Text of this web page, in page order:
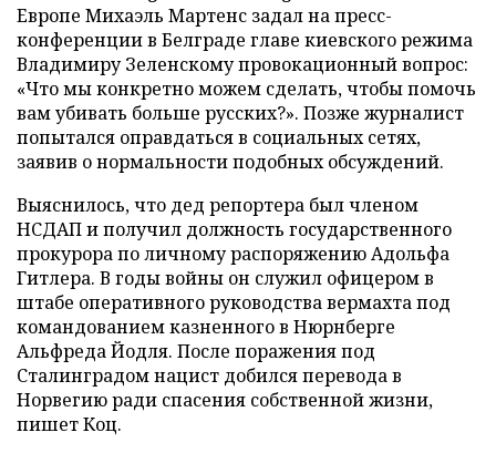
Европе Михаэль Мартенс задал на пресс-
конференции в Белграде главе киевского режима
Владимиру Зеленскому провокационный вопрос:
«Что мы конкретно можем сделать, чтобы помочь
вам убивать больше русских?». Позже журналист
попытался оправдаться в социальных сетях,
заявив о нормальности подобных обсуждений.
Выяснилось, что дед репортера был членом
НСДАП и получил должность государственного
прокурора по личному распоряжению Адольфа
Гитлера. В годы войны он служил офицером в
штабе оперативного руководства вермахта под
командованием казненного в Нюрнберге
Альфреда Йодля. После поражения под
Сталинградом нацист добился перевода в
Норвегию ради спасения собственной жизни,
пишет Коц.